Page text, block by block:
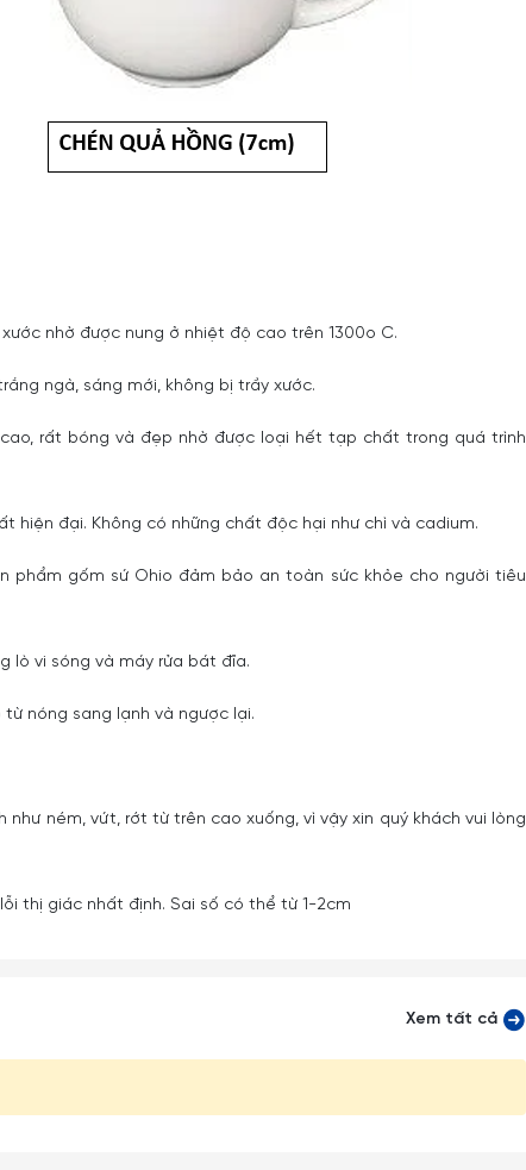
nhờ được nung ở nhiệt độ cao trên 1300o C.
ngà, sáng mới, không bị trầy xước.
rất bóng và đẹp nhờ được loại hết tạp chất trong quá trình
hiện đại. Không có những chất độc hại như chì và cadium.
phẩm gốm sứ Ohio đảm bảo an toàn sức khỏe cho người tiêu
lò vi sóng và máy rửa bát đĩa.
nóng sang lạnh và ngược lại.
ném, vứt, rớt từ trên cao xuống, vì vậy xin quý khách vui lòng
thị giác nhất định. Sai số có thể từ 1-2cm
Xem tất cả